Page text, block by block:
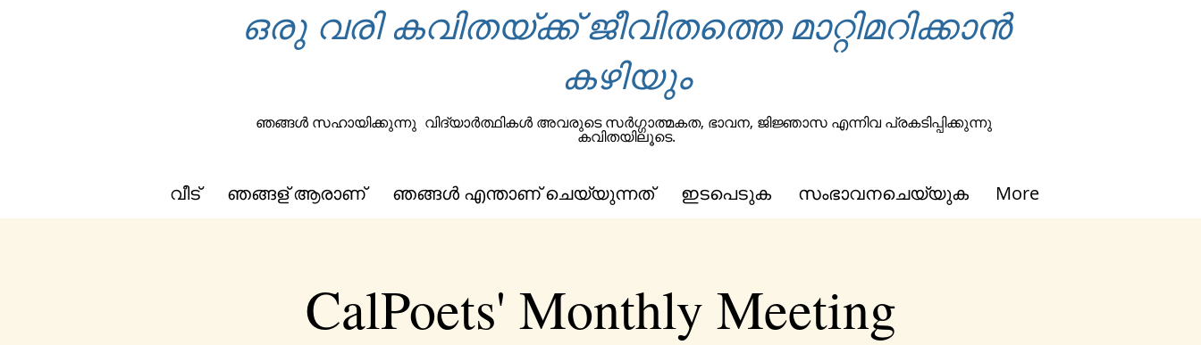
ഒരു വരി കവിതയ്ക്ക് ജീവിതത്തെ മാറ്റിമറിക്കാൻ
കഴിയും
ഞങ്ങൾ സഹായിക്കുന്നു വിദ്യാർത്ഥികൾ അവരുടെ സർഗ്ഗാത്മകത, ഭാവന, ജിജ്ഞാസ എന്നിവ പ്രകടിപ്പിക്കുന്നു
കവിതയിലൂടെ.
വീട് ഞങ്ങള് ആരാണ് ഞങ്ങൾ എന്താണ് ചെയ്യുന്നത് ഇടപെടുക സംഭാവനചെയ്യുക More
CalPoets' Monthly Meeting